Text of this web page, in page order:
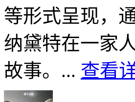
等形式呈现，
纳黛特在一家
故事。... 查看